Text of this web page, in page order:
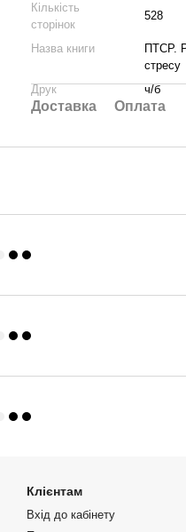
Кількість
сторінок
528
Назва книги
ПТСР.
стресу
Друк
ч/б
Доставка Оплата
Клієнтам
Вхід до кабінету